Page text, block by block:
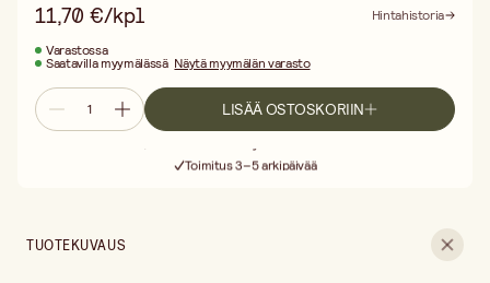
11,70 €/kpl
Hintahistoria
Varastossa
Saatavilla myymälässä Näytä myymälän varasto
LISÄÄ OSTOSKORIIN
Toimitus 3–5 arkipäivää
TUOTEKUVAUS